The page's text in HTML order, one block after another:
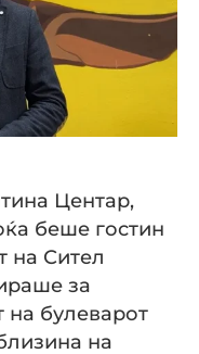
Центар,
беше гостин
на Сител
за
на булеварот
на